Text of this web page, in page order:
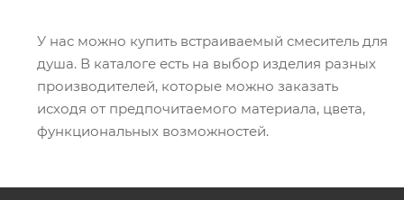
У нас можно купить встраиваемый смеситель для
душа. В каталоге есть на выбор изделия разных
производителей, которые можно заказать
исходя от предпочитаемого материала, цвета,
функциональных возможностей.